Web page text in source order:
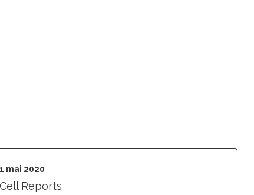
1 mai 2020
Cell Reports